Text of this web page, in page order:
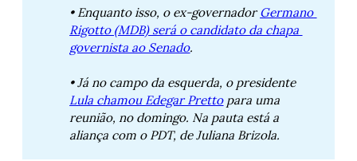
• Enquanto isso, o ex-governador Germano
Rigotto (MDB) será o candidato da chapa
governista ao Senado.
• Já no campo da esquerda, o presidente
Lula chamou Edegar Pretto para uma
reunião, no domingo. Na pauta está a
aliança com o PDT, de Juliana Brizola.